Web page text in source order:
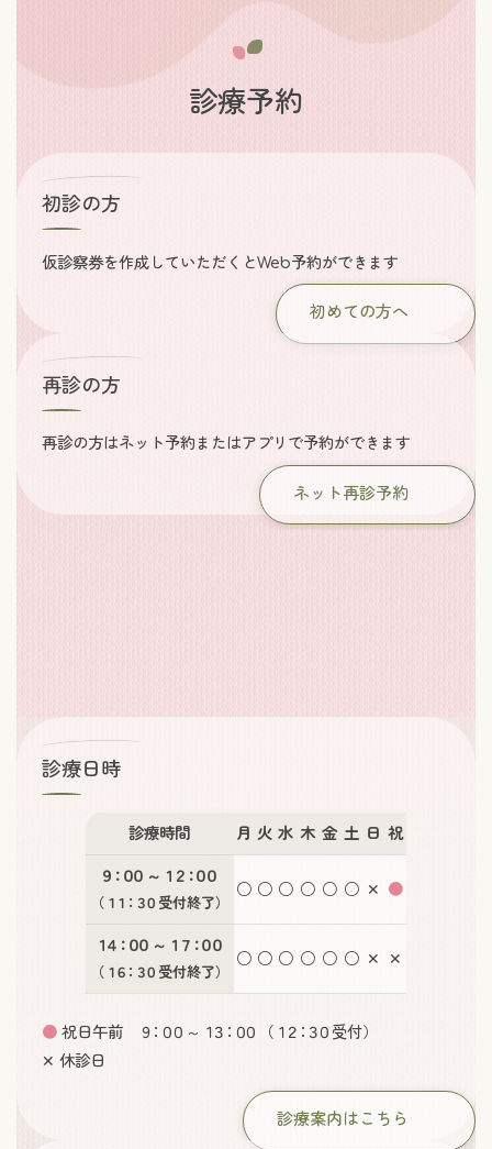
診療予約
初診の方
仮診察券を作成していただくとWeb予約ができます
初めての方へ
再診の方
再診の方はネット予約またはアプリで予約ができます
ネット再診予約
診療日時
診療時間 月 火 水 木 金 土 日 祝
９：００ ～ １２：００
（ １１：３０ 受付終了）
○ ○ ○ ○ ○ ○ ✕ ●
１４：００ ～ １７：００
（ １６：３０ 受付終了）
○ ○ ○ ○ ○ ○ ✕ ✕
●祝日午前 ９：００ ～ １３：００ （ １２：３０ 受付）
✕ 休診日
診療案内はこちら